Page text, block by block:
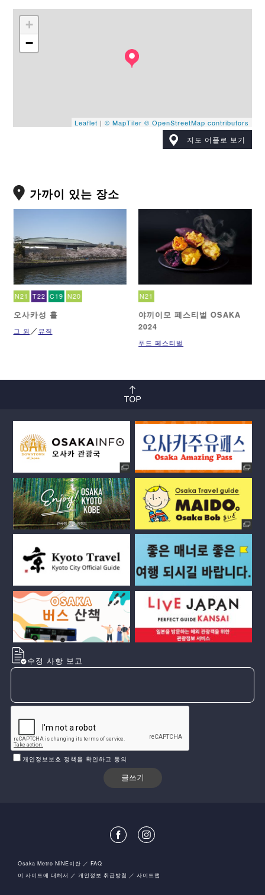
+
−
Leaflet | © MapTiler © OpenStreetMap contributors
지도 어플로 보기
가까이 있는 장소
N21 T22 C19 N20
오사카성 홀
그 외 뮤직
N21
야끼이모 페스티벌 OSAKA
2024
푸드 페스티벌
수정 사항 보고
개인정보보호 정책을 확인하고 동의
Osaka Metro NiNE이란
FAQ
이 사이트에 대해서
개인정보 취급방침 사이트맵